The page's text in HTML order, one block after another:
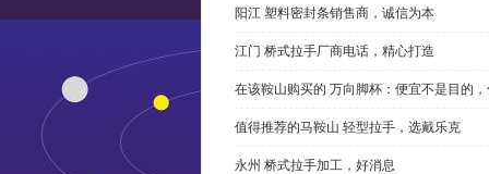
阳江 塑料密封条销售商，诚信为本
江门 桥式拉手厂商电话，精心打造
在该鞍山购买的 万向脚杯：便宜不是目的
值得推荐的马鞍山 轻型拉手，选戴乐克
永州 桥式拉手加工，好消息